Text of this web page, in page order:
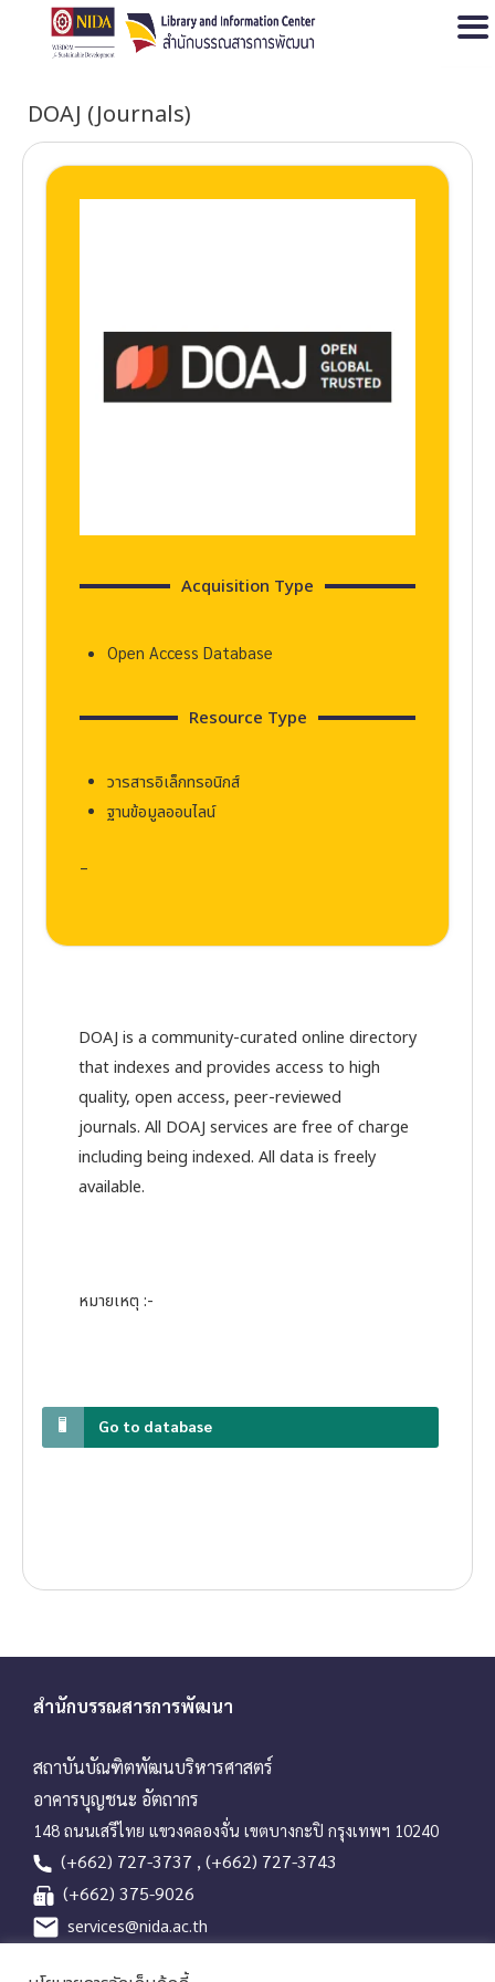
DOAJ (Journals)
Acquisition Type
Open Access Database
Resource Type
วารสารอิเล็กทรอนิกส์
ฐานข้อมูลออนไลน์
–
DOAJ is a community-curated online directory
that indexes and provides access to high
quality, open access, peer-reviewed
journals. All DOAJ services are free of charge
including being indexed. All data is freely
available.
หมายเหตุ :-
Go to database
สำนักบรรณสารการพัฒนา
สถาบันบัณฑิตพัฒนบริหารศาสตร์
อาคารบุญชนะ อัตถากร
148 ถนนเสรีไทย แขวงคลองจั่น เขตบางกะปิ กรุงเทพฯ 10240
(+662) 727-3737 , (+662) 727-3743
(+662) 375-9026
services@nida.ac.th